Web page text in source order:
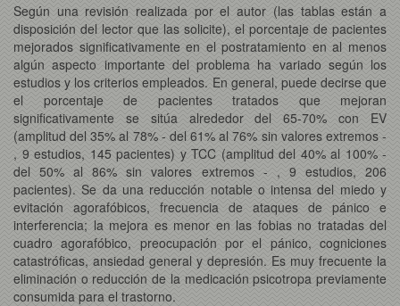
Según una revisión realizada por el autor (las tablas están a
disposición del lector que las solicite), el porcentaje de pacientes
mejorados significativamente en el postratamiento en al menos
algún aspecto importante del problema ha variado según los
estudios y los criterios empleados. En general, puede decirse que
el porcentaje de pacientes tratados que mejoran
significativamente se sitúa alrededor del 65-70% con EV
(amplitud del 35% al 78% - del 61% al 76% sin valores extremos -
, 9 estudios, 145 pacientes) y TCC (amplitud del 40% al 100% -
del 50% al 86% sin valores extremos - , 9 estudios, 206
pacientes). Se da una reducción notable o intensa del miedo y
evitación agorafóbicos, frecuencia de ataques de pánico e
interferencia; la mejora es menor en las fobias no tratadas del
cuadro agorafóbico, preocupación por el pánico, cogniciones
catastróficas, ansiedad general y depresión. Es muy frecuente la
eliminación o reducción de la medicación psicotropa previamente
consumida para el trastorno.